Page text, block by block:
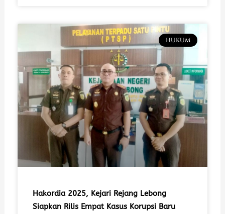
HUKUM
Hakordia 2025, Kejari Rejang Lebong
Siapkan Rilis Empat Kasus Korupsi Baru